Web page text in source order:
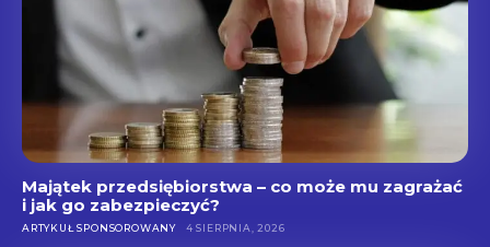
Majątek przedsiębiorstwa – co może mu zagrażać
i jak go zabezpieczyć?
ARTYKUŁ SPONSOROWANY 4 SIERPNIA, 2026